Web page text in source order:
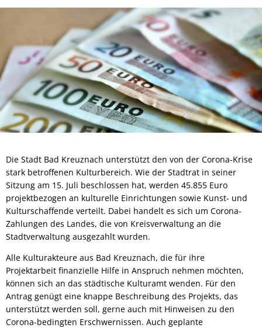
Die Stadt Bad Kreuznach unterstützt den von der Corona-Krise
stark betroffenen Kulturbereich. Wie der Stadtrat in seiner
Sitzung am 15. Juli beschlossen hat, werden 45.855 Euro
projektbezogen an kulturelle Einrichtungen sowie Kunst- und
Kulturschaffende verteilt. Dabei handelt es sich um Corona-
Zahlungen des Landes, die von Kreisverwaltung an die
Stadtverwaltung ausgezahlt wurden.
Alle Kulturakteure aus Bad Kreuznach, die für ihre
Projektarbeit finanzielle Hilfe in Anspruch nehmen möchten,
können sich an das städtische Kulturamt wenden. Für den
Antrag genügt eine knappe Beschreibung des Projekts, das
unterstützt werden soll, gerne auch mit Hinweisen zu den
Corona-bedingten Erschwernissen. Auch geplante